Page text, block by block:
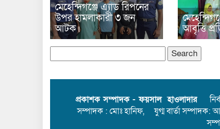
মেহেন্দিগঞ্জে এ্যাড রিপনের
উপর হামলাকারী ৩ জন
আটক।
আবৃত্তি
for:
প্রকাশক সম্পাদক - ফয়সাল হাওলাদার
সম্পাদক : মোঃ হানিফ, যুগ্ম বার্তা সম্পাদক: